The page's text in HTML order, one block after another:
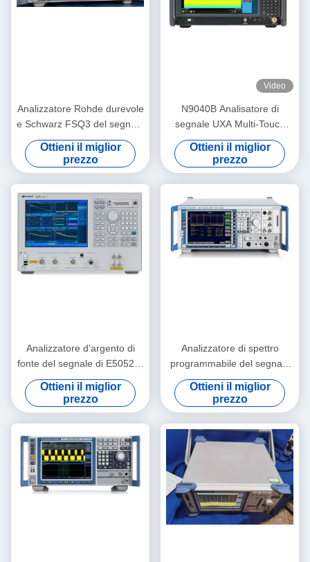
Analizzatore Rohde durevole
e Schwarz FSQ3 del segnale
dello Spectroradiometer rf
Ottieni il miglior
prezzo
Video
N9040B Analisatore di
segnale UXA Multi-Touch
2Hz-50GHz Analisatore di
spettro di seconda mano
Ottieni il miglior
prezzo
Analizzatore d'argento di
fonte del segnale di E5052B,
analizzatore pratico del
segnale della rete
Ottieni il miglior
prezzo
Analizzatore di spettro
programmabile del segnale
di rf Rohde e Schwarz
FSQ40
Ottieni il miglior
prezzo